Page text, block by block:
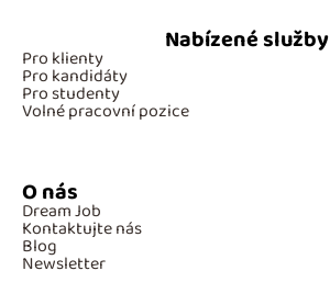
Nabízené služby
Pro klienty
Pro kandidáty
Pro studenty
Volné pracovní pozice
O nás
Dream Job
Kontaktujte nás
Blog
Newsletter